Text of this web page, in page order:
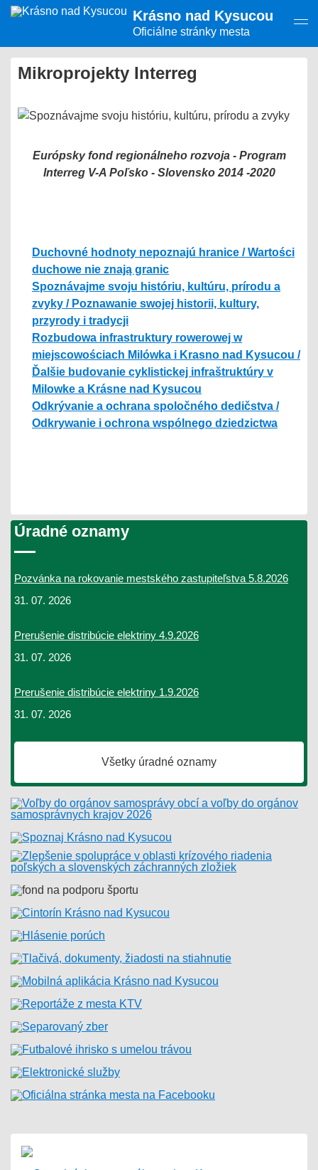
Presunúť
na
Krásno nad Kysucou
Oficiálne stránky mesta
Mikroprojekty Interreg
Európsky fond regionálneho rozvoja - Program
Interreg V-A Poľsko - Slovensko 2014 -2020
Duchovné hodnoty nepoznajú hranice / Wartości
duchowe nie znają granic
Spoznávajme svoju históriu, kultúru, prírodu a
zvyky / Poznawanie swojej historii, kultury,
przyrody i tradycji
Rozbudowa infrastruktury rowerowej w
miejscowościach Milówka i Krasno nad Kysucou /
Ďalšie budovanie cyklistickej infraštruktúry v
Milowke a Krásne nad Kysucou
Odkrývanie a ochrana spoločného dedičstva /
Odkrywanie i ochrona wspólnego dziedzictwa
Úradné oznamy
Pozvánka na rokovanie mestského zastupiteľstva 5.8.2026
31. 07. 2026
Prerušenie distribúcie elektriny 4.9.2026
31. 07. 2026
Prerušenie distribúcie elektriny 1.9.2026
31. 07. 2026
Všetky úradné oznamy